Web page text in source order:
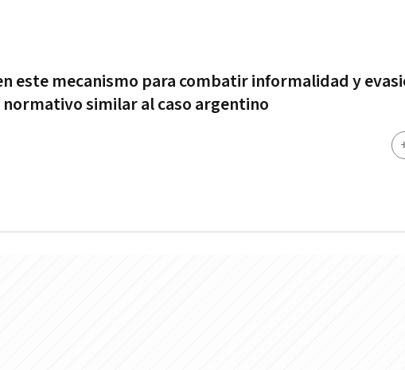
este mecanismo para combatir informalidad y
similar al caso argentino